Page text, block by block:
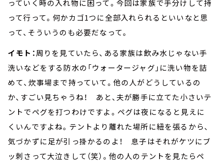
っていく時の入れ物に困って。今回は家族で手分けして持
って行って。何かカゴ1つに全部入れられるといいなと思
って、そういうのも必要だなって。
イモト：周りを見ていたら、ある家族は飲み水じゃない手
洗いなどをする防水の「ウォータージャグ」に洗い物を詰
めて、炊事場まで持っていて。他の人がどうしているの
か、すごい見ちゃうね！ あと、夫が勝手に立てた小さいテ
ントでペグを打つわけですよ。ペグは夜になると見えに
くいんですよね。テントより離れた場所に紐を張るから、
気づかずに足が引っ掛かるのよ！ 息子はそれがケツにブ
ッ刺さって大泣きして（笑）。他の人のテントを見たらペ